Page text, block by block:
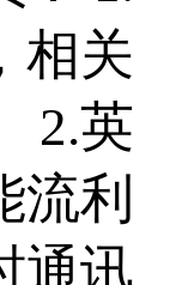
相关
2.英
流利
通讯